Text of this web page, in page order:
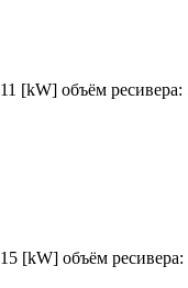
[kW] объём
[kW] объём